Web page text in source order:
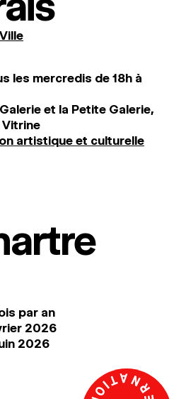
les mercredis de 18h à
et la Petite Galerie,
artistique et culturelle
par an
2026
2026